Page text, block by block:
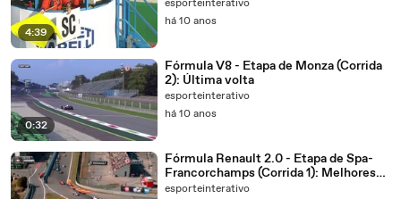
4:39
esporteinterativo
há 10 anos
0:32
Fórmula V8 - Etapa de Monza (Corrida
2): Última volta
esporteinterativo
há 10 anos
Fórmula Renault 2.0 - Etapa de Spa-
Francorchamps (Corrida 1): Melhores
momentos
esporteinterativo